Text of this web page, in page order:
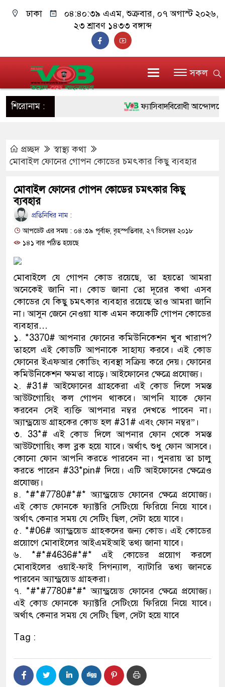
ঢাকা ০৪:৪০:৪০ এএম, শুক্রবার, ০৭ অগাস্ট ২০২৬,
২৩ শ্রাবণ ১৪৩৩ বঙ্গাব্দ
সকল
শিরোনাম : ফ্যাসিবাদবিরোধী আন্দোলনে
সিল-স্বাক্ষর জালিয়াতি চক্রের পাঁচ
উদ্ধার
প্রধানমন্ত্রী
মাদক কারবারি গ্রেফতার
২৮ লাখ টাকার জাল নোটসহ
থানা পুলিশ
যেকোনো সময় বেনজীরের
নেতৃত্ব ও গণতন্ত্রের মূর্তমান
যে ভাবে ডেভিড ইমনের কাছে
‘আজহার খান’
অবৈধ বিদেশি পিস্তল,
জড়িত কিশোর গ্যাংয়ের চার শিশু আটক
ডাকাতির প্রস্তুতিকালে
প্রচ্ছদ
স্বাস্থ্য কথা
মোবাইল ফোনের গোপন কোডের চমৎকার কিছু ব্যবহার
মোবাইল ফোনের গোপন কোডের চমৎকার কিছু
ব্যবহার
প্রতিনিধির নাম :
আপডেট এর সময় : ০৪:৩৯ পূর্বাহ্ন, বৃহস্পতিবার, ২৭ ডিসেম্বর ২০১৮
১৪১ বার পঠিত হয়েছে
মোবাইলে যে গোপন কোড রয়েছে, তা হয়তো আমরা
অনেকেই জানি না। কোড জানা তো দূরের কথা এসব
কোডের যে কিছু চমৎকার ব্যবহার রয়েছে তাও আমরা জানি
না। আসুন জেনে নেওয়া যাক এমন কয়েকটি গোপন কোডের
ব্যবহার…
১. *3370# আপনার ফোনের কমিউনিকেশন খুব খারাপ?
তাহলে এই কোডটি আপনাকে সাহায্য করবে। এই কোড
ফোনের ইএফআর কোডিং ব্যবস্থা সক্রিয় করে দেয়। ফোনের
কমিউনিকেশন ক্ষমতা বাড়ে। আইফোনের ক্ষেত্রে প্রযোজ্য।
২. #31# আইফোনের গ্রাহকেরা এই কোড দিলে সমস্ত
আউটগোয়িং কল গোপন থাকবে। আপনি যাকে ফোন
করবেন সেই ব্যক্তি আপনার নম্বর দেখতে পাবেন না।
অ্যান্ড্রয়েড গ্রাহকের কোড হল #31# এবং ফোন নম্বর”।
৩. 33*# এই কোড দিলে আপনার ফোন থেকে সমস্ত
আউটগোয়িং কল ব্লক হয়ে যাবে। অর্থাৎ শুধু ফোন আসবে।
কোনো ফোন আপনি করতে পারবেন না। পুনরায় তা চালু
করতে পারেন #33*pin# দিয়ে। এটি আইফোনের ক্ষেত্রেও
প্রযোজ্য।
৪. *#*#7780#*#* অ্যান্ড্রয়েড ফোনের ক্ষেত্রে প্রযোজ্য।
এই কোড ফোনকে ফ্যাক্টরি সেটিংয়ে ফিরিয়ে নিয়ে যাবে।
অর্থাৎ কেনার সময় যে সেটিং ছিল, সেটা হয়ে যাবে।
৫. *#06# অ্যান্ড্রয়েড গ্রাহকদের জন্য কোড। এই কোডের
প্রয়োগে মোবাইলের আইএমইআই তথ্য জানা যাবে।
৬. *#*#4636#*#* এই কোডের প্রয়োগ করলে
মোবাইলের ওয়াই-ফাই সিগন্যাল, ব্যাটারি তথ্য জানতে
পারবেন অ্যান্ড্রয়েড গ্রাহকরা।
৭. *#*#7780#*#* অ্যান্ড্রয়েড ফোনের ক্ষেত্রে প্রযোজ্য।
এই কোড ফোনকে ফ্যাক্টরি সেটিংয়ে ফিরিয়ে নিয়ে যাবে।
অর্থাৎ কেনার সময় যে সেটিং ছিল, সেটা হয়ে যাবে
Tag :